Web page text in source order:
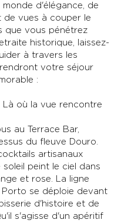
d'élégance, de
de vues à couper le
que vous pénétrez
historique, laissez-
à travers les
votre séjour
:
Là où la vue rencontre
au Terrace Bar,
du fleuve Douro.
artisanaux
soleil peint le ciel dans
et rose. La ligne
se déploie devant
d'histoire et de
s'agisse d'un apéritif